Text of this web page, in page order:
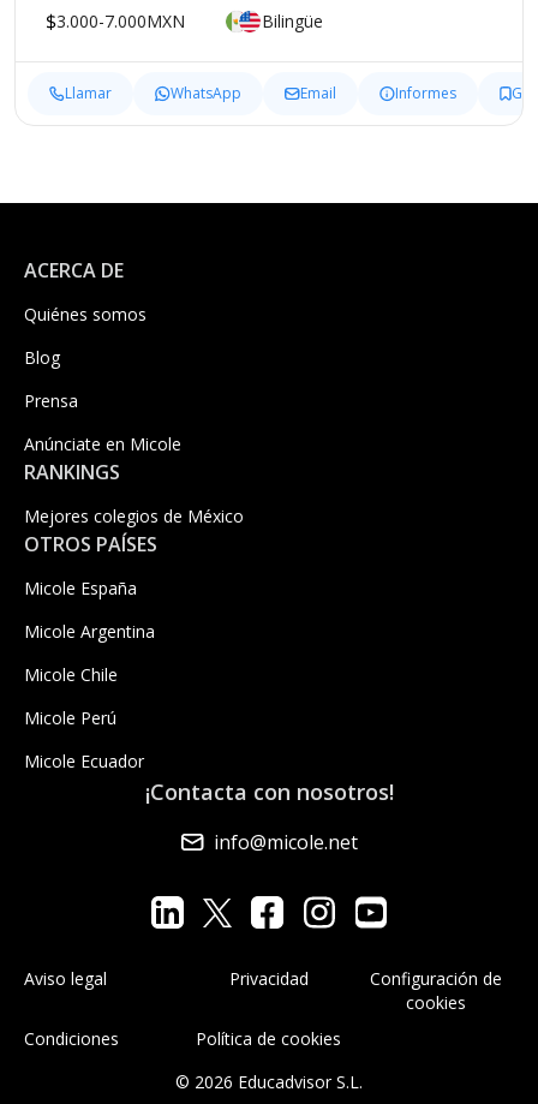
3.000-7.000MXN
Bilingüe
Llamar WhatsApp Email Informes
ACERCA DE
Quiénes somos
Blog
Prensa
Anúnciate en Micole
RANKINGS
Mejores colegios de México
OTROS PAÍSES
Micole España
Micole Argentina
Micole Chile
Micole Perú
Micole Ecuador
¡Contacta con nosotros!
info@micole.net
Aviso legal Privacidad
Configuración de
cookies
Condiciones
Política de cookies
© 2026 Educadvisor S.L.